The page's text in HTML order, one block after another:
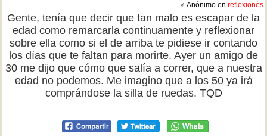
♂ Anónimo en reflexiones
Gente, tenía que decir que tan malo es escapar de la
edad como remarcarla continuamente y reflexionar
sobre ella como si el de arriba te pidiese ir contando
los días que te faltan para morirte. Ayer un amigo de
30 me dijo que cómo que salía a correr, que a nuestra
edad no podemos. Me imagino que a los 50 ya irá
comprándose la silla de ruedas. TQD